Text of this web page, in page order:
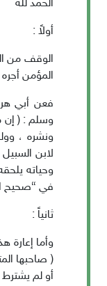
الحمد لله
أولاً :
الوقف من
المؤمن
فعن أبي
وسلم : ( إن
ونشره ،
لابن
في “صحيح
ثانياً :
وأما إعارة
( صاحبها
أو لم